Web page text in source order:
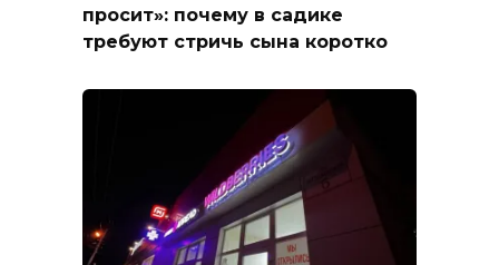
просит»: почему в садике
требуют стричь сына коротко